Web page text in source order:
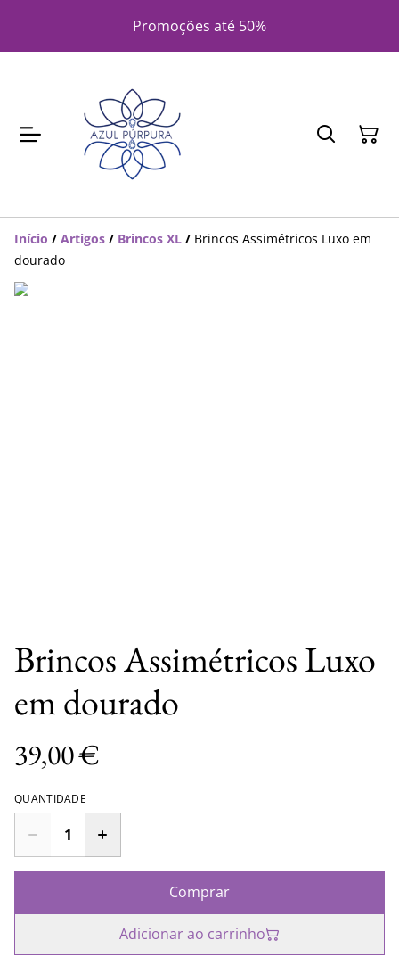
Promoções até 50%
Início / Artigos / Brincos XL / Brincos Assimétricos Luxo em
dourado
Brincos Assimétricos Luxo
em dourado
39,00 €
QUANTIDADE
Comprar
Adicionar ao carrinho